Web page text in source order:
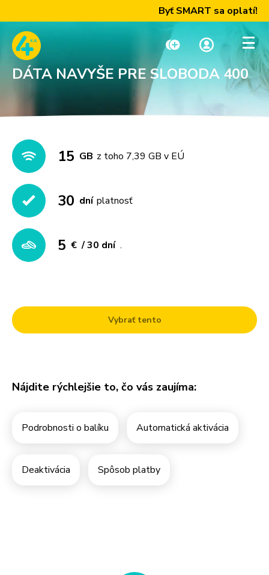
Dobiť kredit Moja zóna
Internet a TV
Telefóny a zariadenia
Podpora
Pre Firmy
Blog
Byť SMART sa oplatí!
DÁTA NAVYŠE PRE SLOBODA 400
15 GB z toho 7,39 GB v EÚ
30 dní platnosť
5 € / 30 dní .
Vybrať tento
Nájdite rýchlejšie to, čo vás zaujíma:
Podrobnosti o balíku Automatická aktivácia
Deaktivácia Spôsob platby